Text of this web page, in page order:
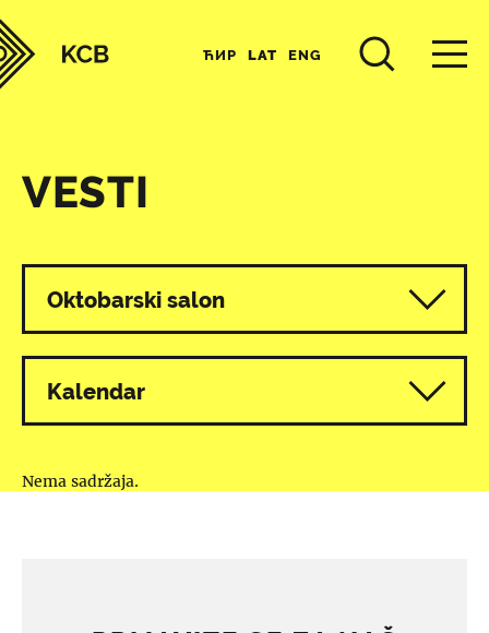
ЋИР LAT ENG
VESTI
Svi programi
Oktobarski salon
Kalendar
Nema sadržaja.